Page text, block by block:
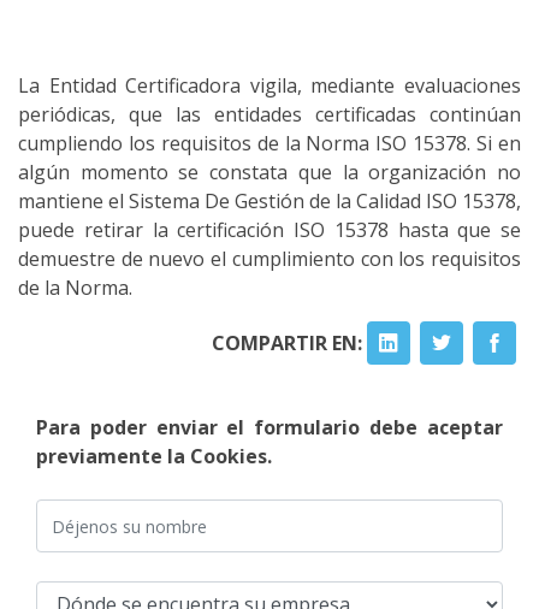
La Entidad Certificadora vigila, mediante evaluaciones
periódicas, que las entidades certificadas continúan
cumpliendo los requisitos de la Norma ISO 15378. Si en
algún momento se constata que la organización no
mantiene el Sistema De Gestión de la Calidad ISO 15378,
puede retirar la certificación ISO 15378 hasta que se
demuestre de nuevo el cumplimiento con los requisitos
de la Norma.
COMPARTIR EN:
Para poder enviar el formulario debe aceptar
previamente la Cookies.